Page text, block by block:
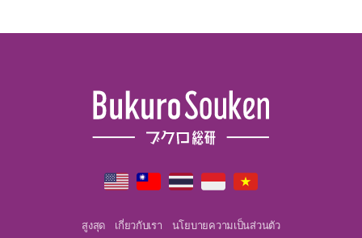
สูงสุด เกี่ยวกับเรา นโยบายความเป็นส่วนตัว